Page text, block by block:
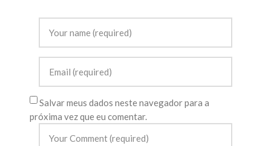
Salvar meus dados neste navegador para a
próxima vez que eu comentar.